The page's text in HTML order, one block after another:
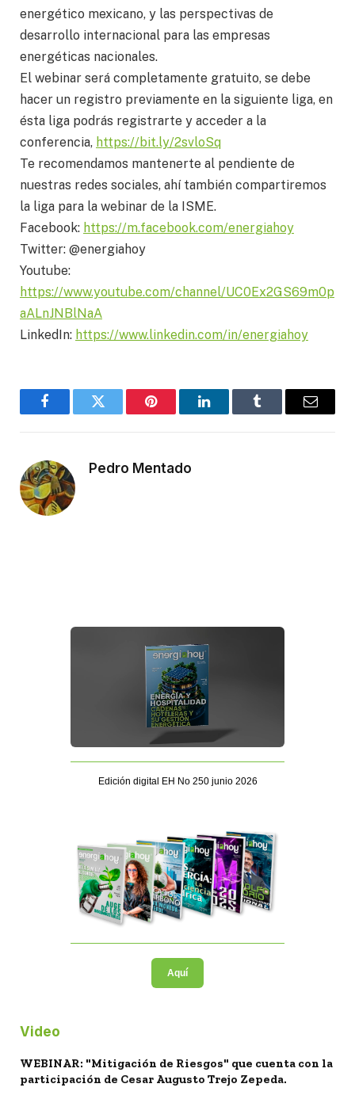
energético mexicano, y las perspectivas de
desarrollo internacional para las empresas
energéticas nacionales.
El webinar será completamente gratuito, se debe
hacer un registro previamente en la siguiente liga, en
ésta liga podrás registrarte y acceder a la
conferencia, https://bit.ly/2svloSq
Te recomendamos mantenerte al pendiente de
nuestras redes sociales, ahí también compartiremos
la liga para la webinar de la ISME.
Facebook: https://m.facebook.com/energiahoy
Twitter: @energiahoy
Youtube:
https://www.youtube.com/channel/UC0Ex2GS69m0p
aALnJNBlNaA
LinkedIn: https://www.linkedin.com/in/energiahoy
FacebookTwitter Pinterest LinkedInTumblr Email
Pedro Mentado
Edición digital EH No 250 junio 2026
Aquí
Video
WEBINAR: "Mitigación de Riesgos" que cuenta con la
participación de Cesar Augusto Trejo Zepeda.